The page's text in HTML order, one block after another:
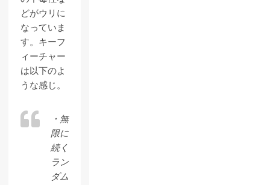
どがウリに
なっていま
す。キーフ
ィーチャー
は以下のよ
うな感じ。
・無
限に
続く
ラン
ダム